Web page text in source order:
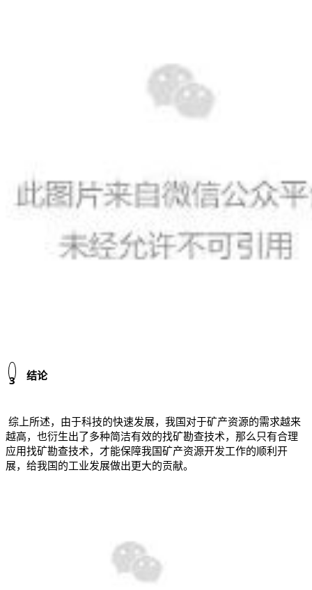
3 结论
综上所述，由于科技的快速发展，我国对于矿产资源的需求越来
越高，也衍生出了多种简洁有效的找矿勘查技术，那么只有合理
应用找矿勘查技术，才能保障我国矿产资源开发工作的顺利开
展，给我国的工业发展做出更大的贡献。